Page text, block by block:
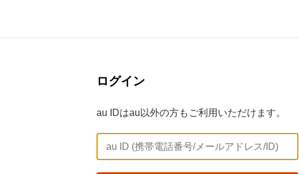
ログイン
au IDはau以外の方もご利用いただけます。